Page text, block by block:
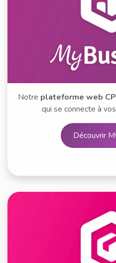
Notre plateforme web
qui se connecte à
Découvrir